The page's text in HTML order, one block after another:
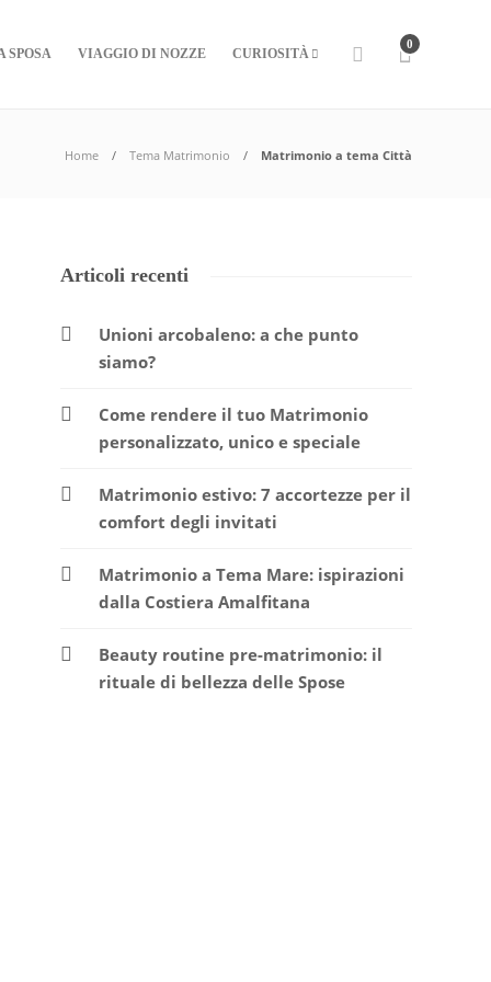
SPOSA VIAGGIO DI NOZZE CURIOSITÀ
0
Home Tema Matrimonio Matrimonio a tema Città
Articoli recenti
Unioni arcobaleno: a che punto
siamo?
Come rendere il tuo Matrimonio
personalizzato, unico e speciale
Matrimonio estivo: 7 accortezze per il
comfort degli invitati
Matrimonio a Tema Mare: ispirazioni
dalla Costiera Amalfitana
Beauty routine pre-matrimonio: il
rituale di bellezza delle Spose